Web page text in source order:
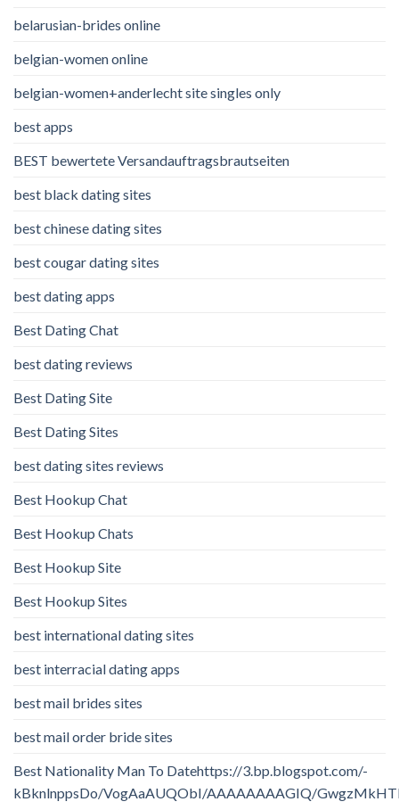
belarusian-brides online
belgian-women online
belgian-women+anderlecht site singles only
best apps
BEST bewertete Versandauftragsbrautseiten
best black dating sites
best chinese dating sites
best cougar dating sites
best dating apps
Best Dating Chat
best dating reviews
Best Dating Site
Best Dating Sites
best dating sites reviews
Best Hookup Chat
Best Hookup Chats
Best Hookup Site
Best Hookup Sites
best international dating sites
best interracial dating apps
best mail brides sites
best mail order bride sites
Best Nationality Man To Datehttps://3.bp.blogspot.com/-
kBknlnppsDo/VogAaAUQObI/AAAAAAAAGIQ/